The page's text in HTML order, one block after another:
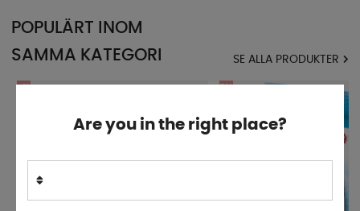
POPULÄRT INOM
SAMMA KATEGORI
SE ALLA PRODUKTER
4% 5%
Are you in the right place?